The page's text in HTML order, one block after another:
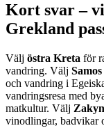
Kort svar –
Grekland
Välj östra Kreta för
vandring. Välj Samos
och vandring i
vandringsresa med
matkultur. Välj
vinodlingar, badvikar